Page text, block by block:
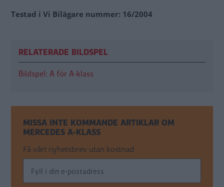
Testad i Vi Bilägare nummer: 16/2004
RELATERADE BILDSPEL
Bildspel: A för A-klass
MISSA INTE KOMMANDE ARTIKLAR OM
MERCEDES A-KLASS
Få vårt nyhetsbrev utan kostnad